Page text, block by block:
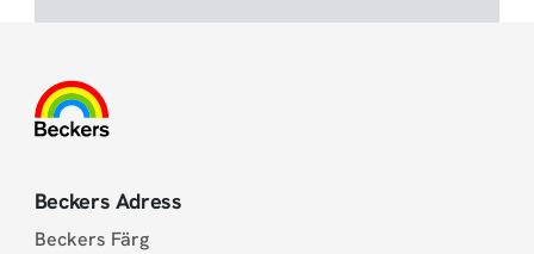
Beckers Adress
Beckers Färg